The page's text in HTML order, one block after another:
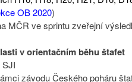
OB 2020)
MČR ve sprintu zveřejní
v orientačním běhu štafet
SJI
závodu Českého poháru